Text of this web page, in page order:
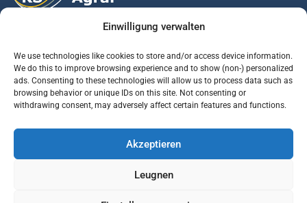
Einwilligung verwalten
We use technologies like cookies to store and/or access device information.
We do this to improve browsing experience and to show (non-) personalized
ads. Consenting to these technologies will allow us to process data such as
browsing behavior or unique IDs on this site. Not consenting or
withdrawing consent, may adversely affect certain features and functions.
Akzeptieren
Leugnen
Vertrauen Sie auf unsere Expertise im Agrarmarkt.
Services Jobs
Business Development
Manager (m/w/d)
Informationen